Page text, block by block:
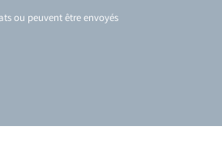
ou peuvent être envoyés